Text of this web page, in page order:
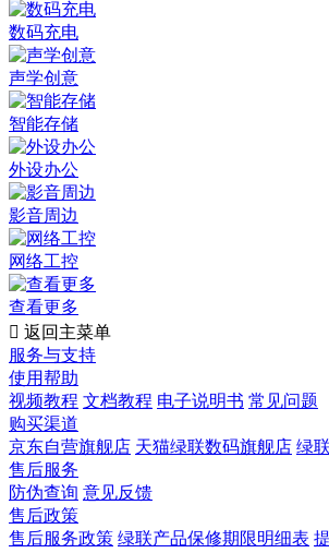
数码充电
声学创意
智能存储
外设办公
影音周边
网络工控
查看更多
 返回主菜单
服务与支持
使用帮助
视频教程 文档教程 电子说明书 常见问题
购买渠道
京东自营旗舰店 天猫绿联数码旗舰店 绿
售后服务
防伪查询 意见反馈
售后政策
售后服务政策 绿联产品保修期限明细表